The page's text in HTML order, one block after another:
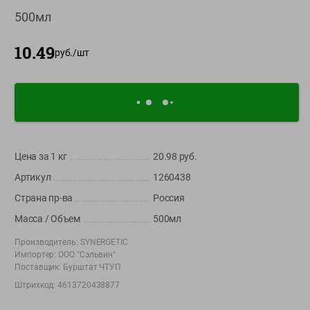
О сервисе
доставкой и бонусной картой
+375 44 560-60-61
выходной
shop@green-market.by
Пишите нам свои вопросы, предложения и комментарии
500мл
10.49руб./шт
Цена за 1 кг 20.98 руб.
Артикул
1260438
Страна пр-ва
Россия
Масса / Объем
500мл
Производитель: SYNERGETIC
Импортер: ООО "Сэльвин"
Поставщик: Бурштат ЧТУП
Штрихкод:4613720438877